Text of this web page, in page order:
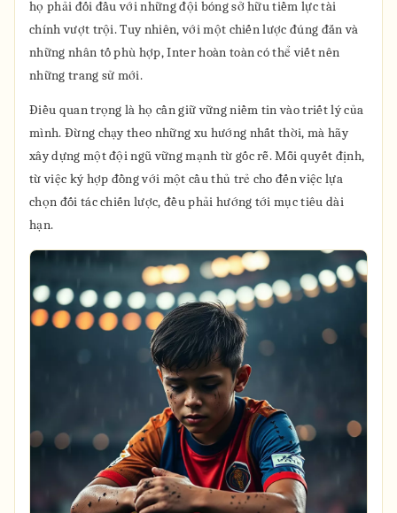
họ phải đối đầu với những đội bóng sở hữu tiềm lực tài
chính vượt trội. Tuy nhiên, với một chiến lược đúng đắn và
những nhân tố phù hợp, Inter hoàn toàn có thể viết nên
những trang sử mới.
Điều quan trọng là họ cần giữ vững niềm tin vào triết lý của
mình. Đừng chạy theo những xu hướng nhất thời, mà hãy
xây dựng một đội ngũ vững mạnh từ gốc rễ. Mỗi quyết định,
từ việc ký hợp đồng với một cầu thủ trẻ cho đến việc lựa
chọn đối tác chiến lược, đều phải hướng tới mục tiêu dài
hạn.